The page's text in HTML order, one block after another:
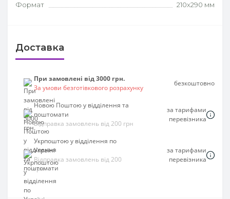
Формат
210х290 мм
Доставка
При замовлені від 3000 грн.
За умови безготівкового розрахунку
безкоштовно
Новою Поштою у відділення та
поштомати
Відправка замовлень від 200 грн
за тарифами
перевізника
Укрпоштою у відділення по
Україні
Відправка замовлень від 200
грн
за тарифами
перевізника